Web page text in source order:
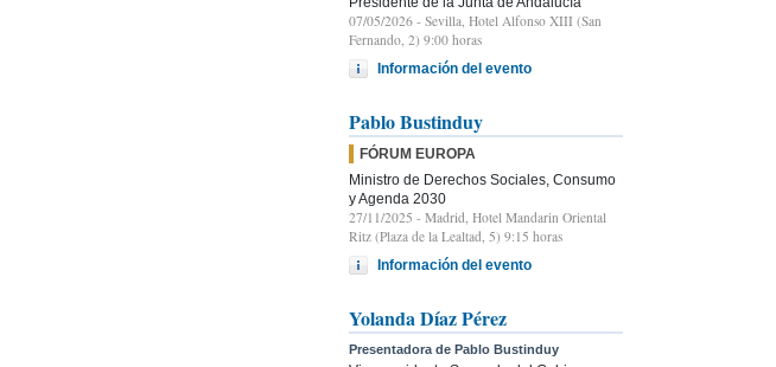
07/05/2026 - Sevilla, Hotel Alfonso XIII (San
Fernando, 2) 9:00 horas
Información del evento
Pablo Bustinduy
FÓRUM EUROPA
Ministro de Derechos Sociales, Consumo
y Agenda 2030
27/11/2025 - Madrid, Hotel Mandarin Oriental
Ritz (Plaza de la Lealtad, 5) 9:15 horas
Información del evento
Yolanda Díaz Pérez
Presentadora de Pablo Bustinduy